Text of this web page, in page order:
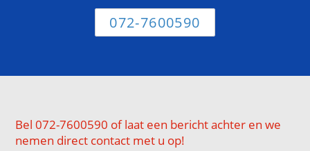
072-7600590
Bel 072-7600590 of laat een bericht achter en we
nemen direct contact met u op!